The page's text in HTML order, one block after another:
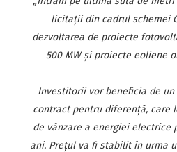
licitaţii din cadrul schemei
dezvoltarea de proiecte
500 MW şi proiecte eoliene
Investitorii vor beneficia de
contract pentru diferenţă, care
de vânzare a energiei electrice
ani. Preţul va fi stabilit în urma